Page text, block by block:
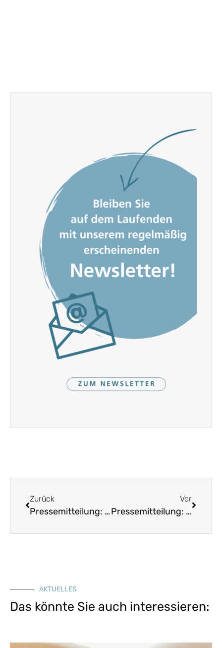
Zurück
Pressemitteilung: Antisemitismusbeauftragter Dr. Spaenle und Landesverein für Heimatpflege beim Landestreffen für jüdisches Leben in Nürnberg – Förderung jüdischen Lebens als Staatsziel zu verankern
Vor
Pressemitteilung: Dieter-Wieland-Preis wird höher dotiert
AKTUELLES
Das könnte Sie auch interessieren: